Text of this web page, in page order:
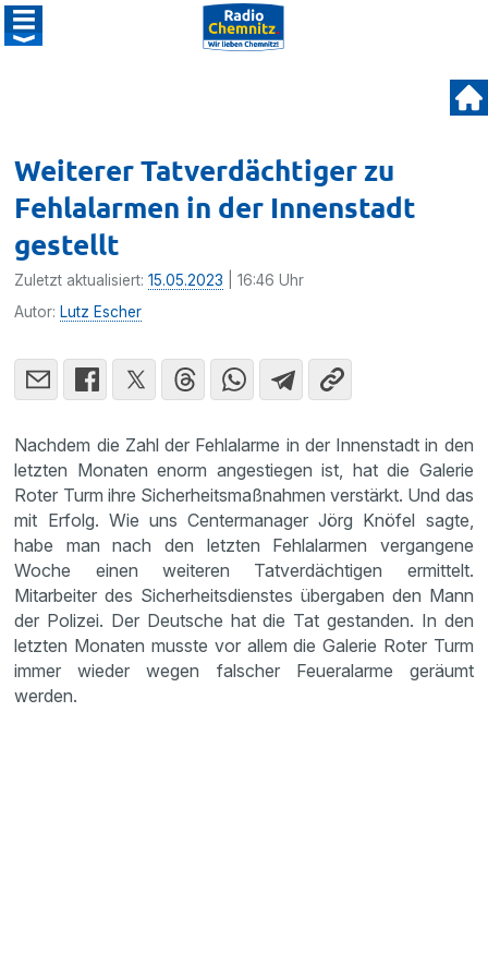
Weiterer Tatverdächtiger zu
Fehlalarmen in der Innenstadt
gestellt
Zuletzt aktualisiert:15.05.2023 | 16:46 Uhr
Autor: Lutz Escher
Nachdem die Zahl der Fehlalarme in der Innenstadt in den
letzten Monaten enorm angestiegen ist, hat die Galerie
Roter Turm ihre Sicherheitsmaßnahmen verstärkt. Und das
mit Erfolg. Wie uns Centermanager Jörg Knöfel sagte,
habe man nach den letzten Fehlalarmen vergangene
Woche einen weiteren Tatverdächtigen ermittelt.
Mitarbeiter des Sicherheitsdienstes übergaben den Mann
der Polizei. Der Deutsche hat die Tat gestanden. In den
letzten Monaten musste vor allem die Galerie Roter Turm
immer wieder wegen falscher Feueralarme geräumt
werden.